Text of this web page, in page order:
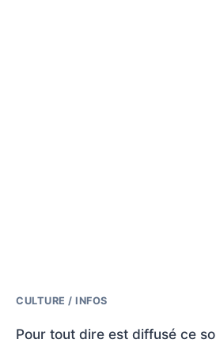
CULTURE / INFOS
Pour tout dire est diffusé ce